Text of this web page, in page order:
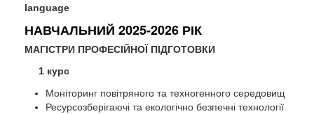
language
НАВЧАЛЬНИЙ 2025-2026 РІК
МАГІСТРИ ПРОФЕСІЙНОЇ ПІДГОТОВКИ
1 курс
Моніторинг повітряного та техногенного середовищ
Ресурсозберігаючі та екологічно безпечні технології